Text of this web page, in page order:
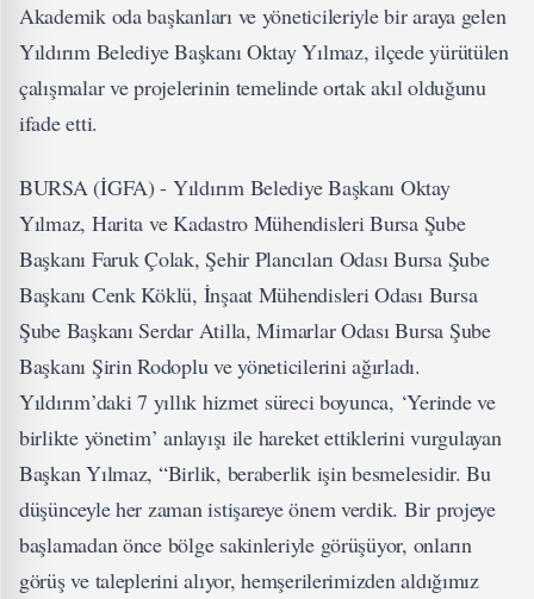
Akademik oda başkanları ve yöneticileriyle bir araya gelen
Yıldırım Belediye Başkanı Oktay Yılmaz, ilçede yürütülen
çalışmalar ve projelerinin temelinde ortak akıl olduğunu
ifade etti.
BURSA (İGFA) - Yıldırım Belediye Başkanı Oktay
Yılmaz, Harita ve Kadastro Mühendisleri Bursa Şube
Başkanı Faruk Çolak, Şehir Plancıları Odası Bursa Şube
Başkanı Cenk Köklü, İnşaat Mühendisleri Odası Bursa
Şube Başkanı Serdar Atilla, Mimarlar Odası Bursa Şube
Başkanı Şirin Rodoplu ve yöneticilerini ağırladı.
Yıldırım’daki 7 yıllık hizmet süreci boyunca, ‘Yerinde ve
birlikte yönetim’ anlayışı ile hareket ettiklerini vurgulayan
Başkan Yılmaz, “Birlik, beraberlik işin besmelesidir. Bu
düşünceyle her zaman istişareye önem verdik. Bir projeye
başlamadan önce bölge sakinleriyle görüşüyor, onların
görüş ve taleplerini alıyor, hemşerilerimizden aldığımız